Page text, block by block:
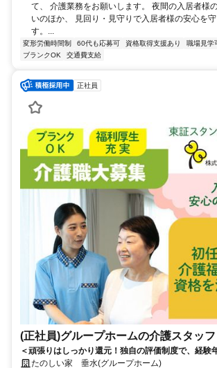
て、 介護業務をお願いします。 夜間の入居者様
いのほか、 見回り・見守りで入居者様の安心を
す。...
変形労働時間制 60代も応募可 資格取得支援あり 職場見学
ブランクOK
交通費支給
正社員
(正社員)グループホームの介護スタッフ
＜頑張りはしっかり還元！独自の評価制度で、経験
UPが可能◎＞賞与年2回＆昇給あり！定年制撤廃で
たのしい家 垂水(グループホーム)